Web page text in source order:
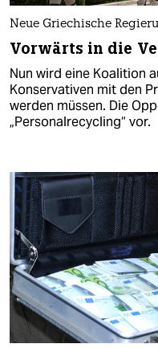
Neue Griechische
Vorwärts in die
Nun wird eine Koalition
Konservativen mit den
werden müssen. Die
„Personalrecycling“ vor.